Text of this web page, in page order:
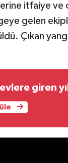
itfaiye ve
gelen
Çıkan
giren